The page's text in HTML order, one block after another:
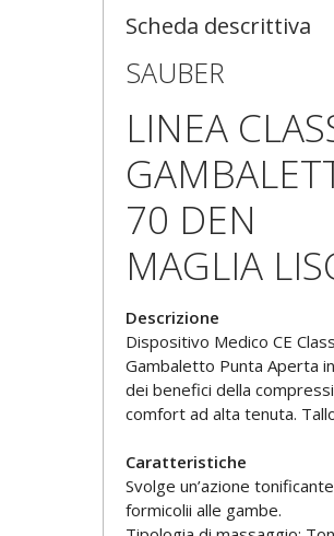
Scheda descrittiva
SAUBER
LINEA
70 DEN
MAGLIA
Descrizione
Dispositivo Medico CE
Gambaletto Punta Aperta
dei benefici della
comfort ad alta tenuta.
Caratteristiche
Svolge un’azione
formicolii alle gambe.